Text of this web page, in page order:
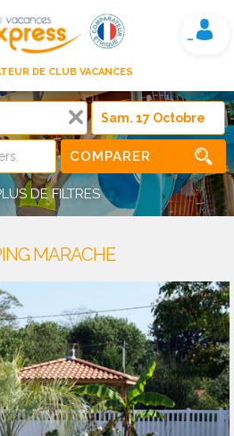
DE CLUB VACANCES
Mon compte
COMPARER
DE FILTRES
MARACHE